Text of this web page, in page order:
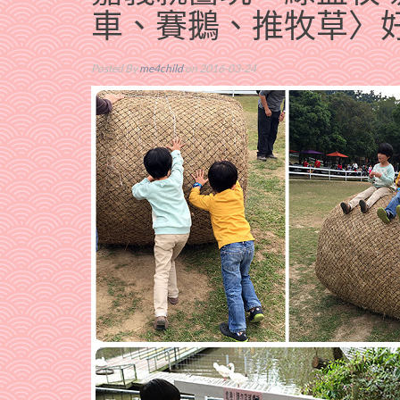
車、賽鵝、推牧草〉
Posted Byme4childon 2016-03-24